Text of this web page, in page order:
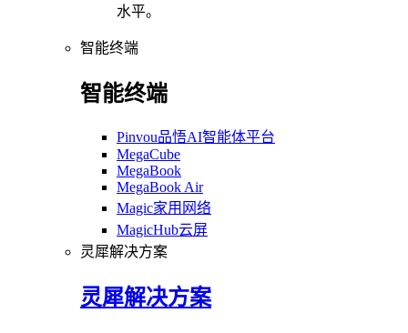
水平。
智能终端
智能终端
Pinvou品悟AI智能体平台
MegaCube
MegaBook
MegaBook Air
Magic家用网络
MagicHub云屏
灵犀解决方案
灵犀解决方案